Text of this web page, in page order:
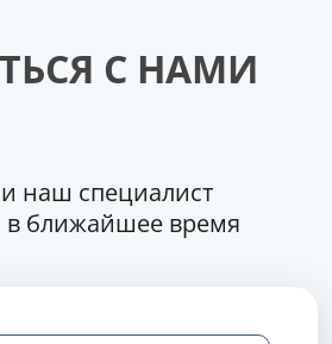
С НАМИ
наш специалист
в ближайшее время